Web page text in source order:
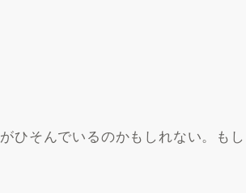
ひそんでいるのかもしれない。もし